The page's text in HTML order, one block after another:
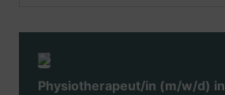
Physiotherapeut/in (m/w/d) in